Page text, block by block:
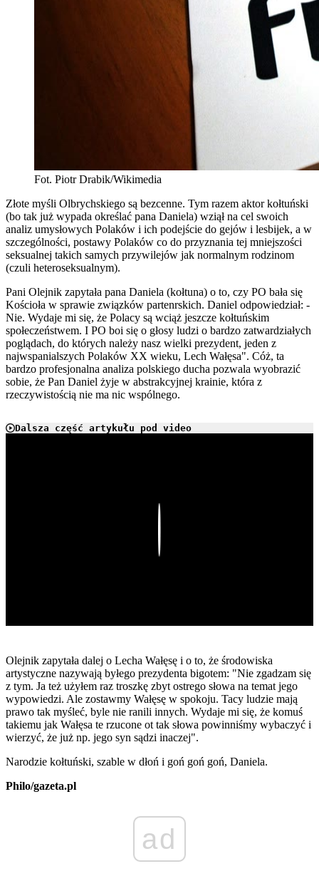
Fot. Piotr Drabik/Wikimedia
Złote myśli Olbrychskiego są bezcenne. Tym razem aktor kołtuński
(bo tak już wypada określać pana Daniela) wziął na cel swoich
analiz umysłowych Polaków i ich podejście do gejów i lesbijek, a w
szczególności, postawy Polaków co do przyznania tej mniejszości
seksualnej takich samych przywilejów jak normalnym rodzinom
(czuli heteroseksualnym).
Pani Olejnik zapytała pana Daniela (kołtuna) o to, czy PO bała się
Kościoła w sprawie związków partenrskich. Daniel odpowiedział: -
Nie. Wydaje mi się, że Polacy są wciąż jeszcze kołtuńskim
społeczeństwem. I PO boi się o głosy ludzi o bardzo zatwardziałych
poglądach, do których należy nasz wielki prezydent, jeden z
najwspanialszych Polaków XX wieku, Lech Wałęsa". Cóż, ta
bardzo profesjonalna analiza polskiego ducha pozwala wyobrazić
sobie, że Pan Daniel żyje w abstrakcyjnej krainie, która z
rzeczywistością nie ma nic wspólnego.
Dalsza część artykułu pod video
Olejnik zapytała dalej o Lecha Wałęsę i o to, że środowiska
artystyczne nazywają byłego prezydenta bigotem: "Nie zgadzam się
z tym. Ja też użyłem raz troszkę zbyt ostrego słowa na temat jego
wypowiedzi. Ale zostawmy Wałęsę w spokoju. Tacy ludzie mają
prawo tak myśleć, byle nie ranili innych. Wydaje mi się, że komuś
takiemu jak Wałęsa te rzucone ot tak słowa powinniśmy wybaczyć i
wierzyć, że już np. jego syn sądzi inaczej".
Narodzie kołtuński, szable w dłoń i goń goń goń, Daniela.
Philo/gazeta.pl
ad